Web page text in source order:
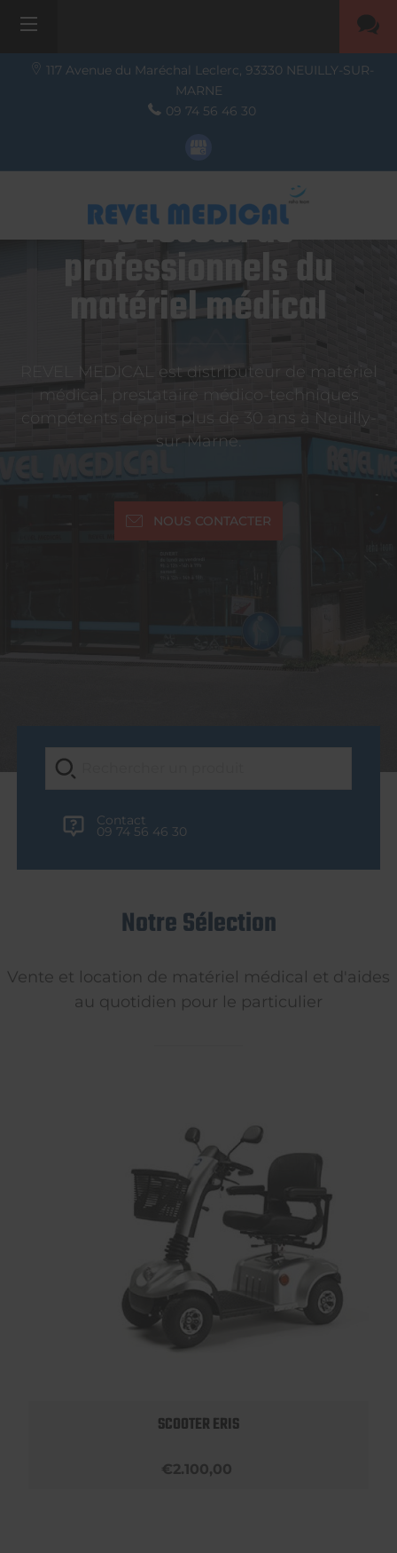
117 Avenue du Maréchal Leclerc, 93330 NEUILLY-SUR-
MARNE
09 74 56 46 30
Le réseau de
professionnels du
matériel médical
REVEL MEDICAL est distributeur de matériel
médical, prestataire médico-techniques
compétents depuis plus de 30 ans à Neuilly-
sur-Marne.
NOUS CONTACTER
Contact
09 74 56 46 30
Notre Sélection
Vente et location de matériel médical et d'aides
au quotidien pour le particulier
SCOOTER ERIS
€2.100,00